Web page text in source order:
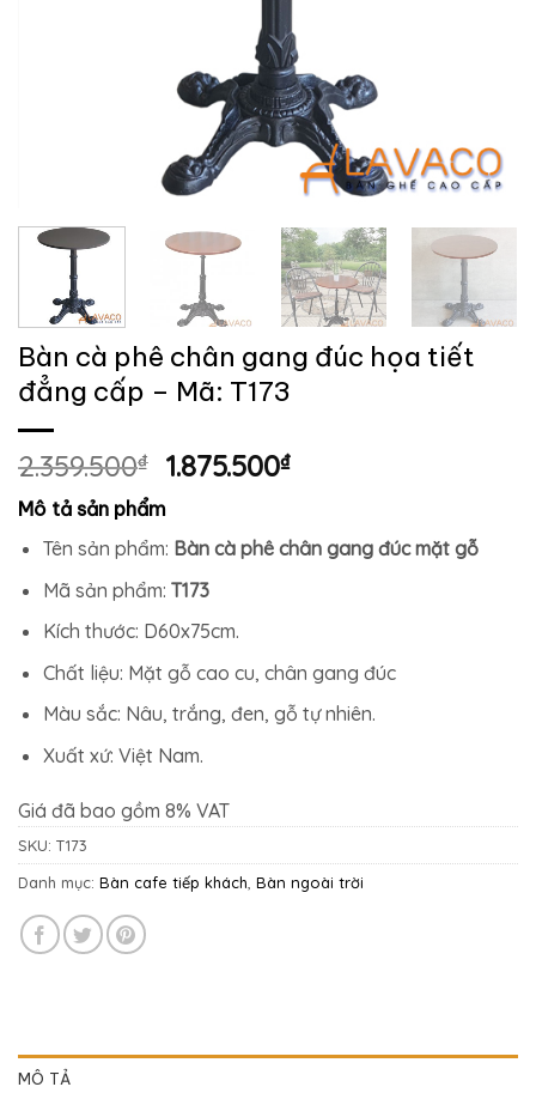
Bàn cà phê chân gang đúc họa tiết
đẳng cấp – Mã: T173
2.359.500₫
Giá
là:
2.359.500₫.
1.875.500₫Giá
là:
Mô tả sản phẩm
Tên sản phẩm: Bàn cà phê chân gang đúc mặt gỗ
Mã sản phẩm: T173
Kích thước: D60x75cm.
Chất liệu: Mặt gỗ cao cu, chân gang đúc
Màu sắc: Nâu, trắng, đen, gỗ tự nhiên.
Xuất xứ: Việt Nam.
Giá đã bao gồm 8% VAT
SKU: T173
Danh mục: Bàn cafe tiếp khách Bàn ngoài trời
MÔ TẢ